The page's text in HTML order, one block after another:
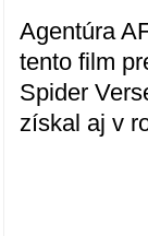
Agentúra
tento film
Spider
získal aj v